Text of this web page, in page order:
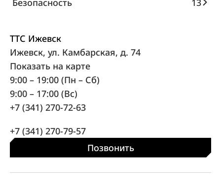
ТТС Ижевск
Ижевск, ул. Камбарская, д. 74
Показать на карте
9:00 – 19:00 (Пн – Сб)
9:00 – 17:00 (Вс)
+7 (341) 270-72-63
+7 (341) 270-79-57
Позвонить